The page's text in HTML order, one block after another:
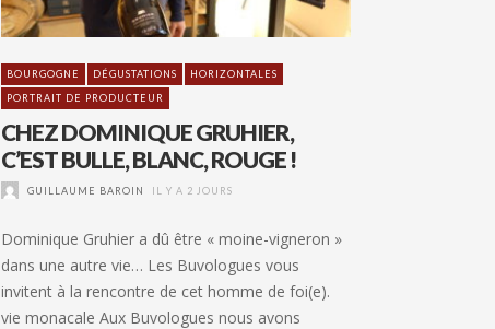
BOURGOGNE DÉGUSTATIONS
HORIZONTALES
PORTRAIT DE PRODUCTEUR
CHEZ DOMINIQUE GRUHIER,
C’EST BULLE, BLANC, ROUGE !
GUILLAUME BAROIN IL Y A 2 JOURS
Dominique Gruhier a dû être « moine-vigneron »
dans une autre vie… Les Buvologues vous
invitent à la rencontre de cet homme de foi(e).
vie monacale Aux Buvologues nous avons